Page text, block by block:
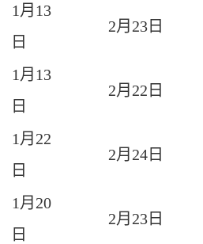
1 月 13
日
2月 23 日
1 月 13
日
2月 22 日
1 月 22
日
2月 24 日
1 月 20
日
2月 23 日